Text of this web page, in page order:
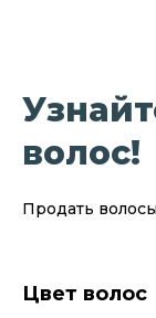
волос!
Продать
Цвет волос